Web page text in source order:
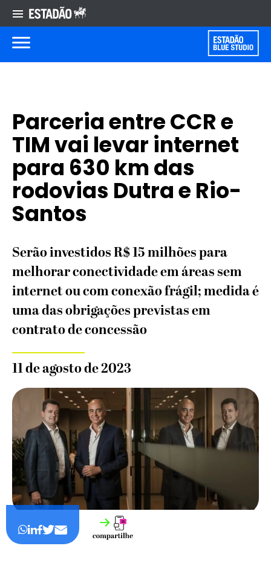
Parceria entre CCR e
TIM vai levar internet
para 630 km das
rodovias Dutra e Rio-
Santos
Serão investidos R$ 15 milhões para
melhorar conectividade em áreas sem
internet ou com conexão frágil; medida é
uma das obrigações previstas em
contrato de concessão
11 de agosto de 2023